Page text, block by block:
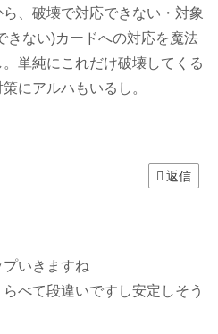
、破壊で対応できない・対象
きない)カードへの対応を魔法
単純にこれだけ破壊してくる
にアルハもいるし。
返信
いきますね
べて段違いですし安定しそう